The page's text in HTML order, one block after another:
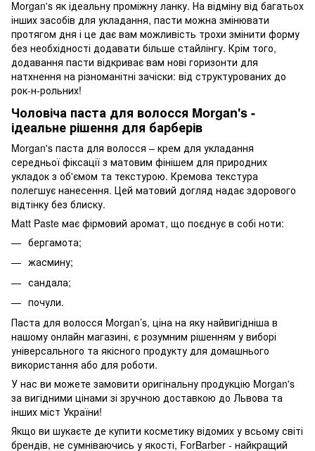
Morgan's як ідеальну проміжну ланку. На відміну від багатьох
інших засобів для укладання, пасти можна змінювати
протягом дня і це дає вам можливість трохи змінити форму
без необхідності додавати більше стайлінгу. Крім того,
додавання пасти відкриває вам нові горизонти для
натхнення на різноманітні зачіски: від структурованих до
рок-н-рольних!
Чоловіча паста для волосся Morgan's -
ідеальне рішення для барберів
Morgan's паста для волосся – крем для укладання
середньої фіксації з матовим фінішем для природних
укладок з об'ємом та текстурою. Кремова текстура
полегшує нанесення. Цей матовий догляд надає здорового
відтінку без блиску.
Matt Paste має фірмовий аромат, що поєднує в собі ноти:
бергамота;
жасмину;
сандала;
почули.
Паста для волосся Morgan’s, ціна на яку найвигідніша в
нашому онлайн магазині, є розумним рішенням у виборі
універсального та якісного продукту для домашнього
використання або для роботи.
У нас ви можете замовити оригінальну продукцію Morgan's
за вигідними цінами зі зручною доставкою до Львова та
інших міст України!
Якщо ви шукаєте де купити косметику відомих у всьому світі
брендів, не сумніваючись у якості, ForBarber - найкращий